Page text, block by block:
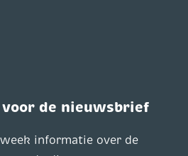
de nieuwsbrief
informatie over de